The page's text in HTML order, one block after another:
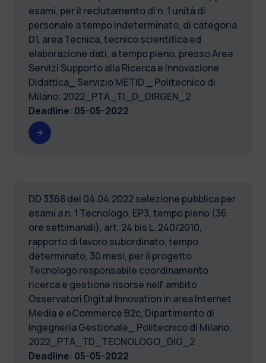
esami, per il reclutamento di n. 1 unità di
personale a tempo indeterminato, di categoria
D1, area Tecnica, tecnico scientifica ed
elaborazione dati, a tempo pieno, presso Area
Servizi Supporto alla Ricerca e Innovazione
Didattica_ Servizio METID _ Politecnico di
Milano; 2022_PTA_TI_D_DIRGEN_2
Deadline: 05-05-2022
DD 3368 del 04.04.2022 selezione pubblica per
esami a n. 1 Tecnologo, EP3, tempo pieno (36
ore settimanali), art. 24 bis L. 240/2010,
rapporto di lavoro subordinato, tempo
determinato, 30 mesi, per il progetto
Tecnologo responsabile coordinamento
ricerca e gestione risorse nell' ambito
Osservatori Digital Innovation in area Internet
Media e eCommerce B2c, Dipartimento di
Ingegneria Gestionale_ Politecnico di Milano,
2022_PTA_TD_TECNOLOGO_DIG_2
Deadline: 05-05-2022